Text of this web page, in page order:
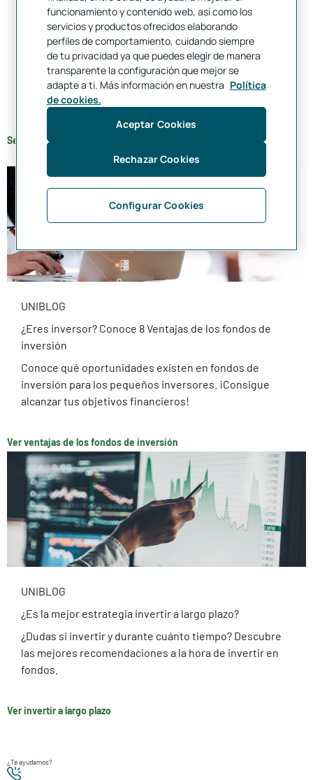
Todo sobre los fondos de inversión
Una especie de guía sobre los fondos de inversión: qué
son, cómo funcionan, o qué tipos de fondos existen,
entre otros.
Seguir leyendo
UNIBLOG
¿Eres inversor? Conoce 8 Ventajas de los fondos de
inversión
Conoce qué oportunidades existen en fondos de
inversión para los pequeños inversores. ¡Consigue
alcanzar tus objetivos financieros!
Ver ventajas de los fondos de inversión
UNIBLOG
¿Es la mejor estrategia invertir a largo plazo?
¿Dudas si invertir y durante cuánto tiempo? Descubre
las mejores recomendaciones a la hora de invertir en
fondos.
Ver invertir a largo plazo
¿Te ayudamos?
funcionamiento y contenido web, así como los
servicios y productos ofrecidos elaborando
perfiles de comportamiento, cuidando siempre
de tu privacidad ya que puedes elegir de manera
transparente la configuración que mejor se
adapte a ti. Más información en nuestra Política
de cookies.
Configurar Cookies
Rechazar Cookies
Aceptar Cookies